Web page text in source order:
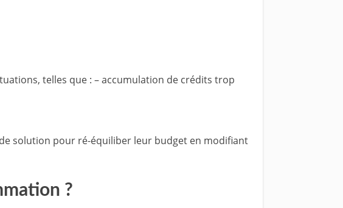
telles que : – accumulation de crédits trop
solution pour ré-équiliber leur budget en modifiant
?